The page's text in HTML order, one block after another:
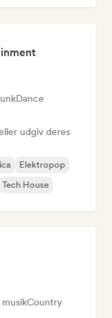
Dance
udgiv deres
Elektropop
Tech House
musikCountry